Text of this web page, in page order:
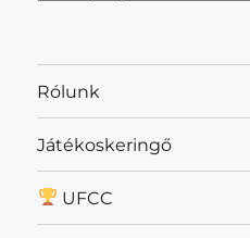
Rólunk
Játékoskeringő
UFCC